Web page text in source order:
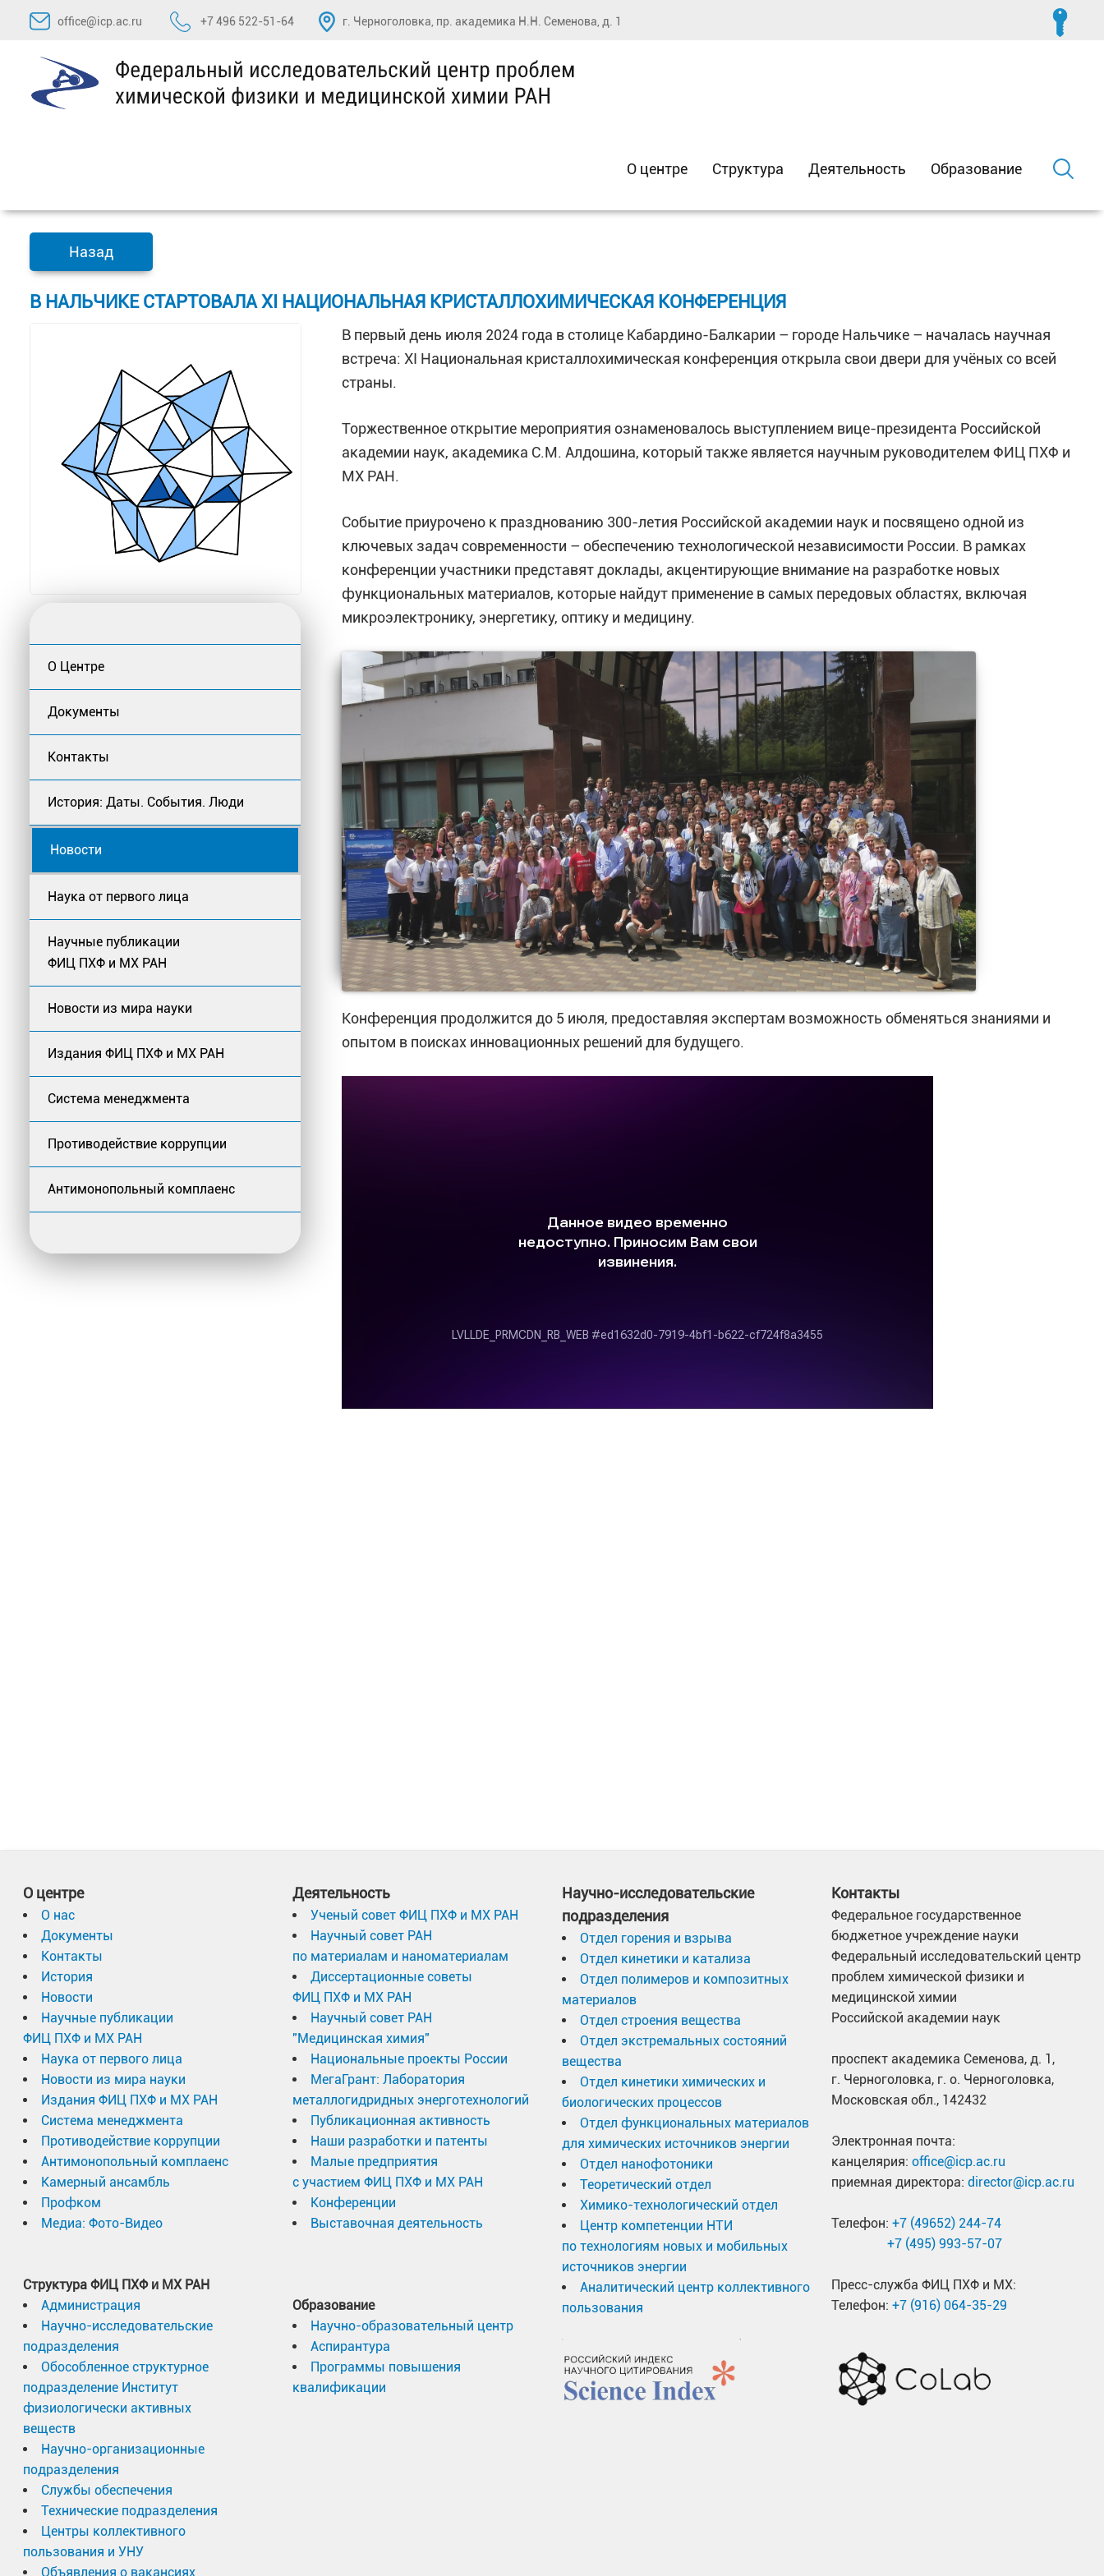
Перейти
содержимому
office@icp.ac.ru +7 496 522-51-64 г. Черноголовка, пр. академика Н.Н. Семенова, д. 1
О центре Структура Деятельность Образование
Назад
В НАЛЬЧИКЕ СТАРТОВАЛА XI НАЦИОНАЛЬНАЯ КРИСТАЛЛОХИМИЧЕСКАЯ КОНФЕРЕНЦИЯ
О Центре
Документы
Контакты
История: Даты. События. Люди
Новости
Наука от первого лица
Научные публикации
ФИЦ ПХФ и МХ РАН
Новости из мира науки
Издания ФИЦ ПХФ и МХ РАН
Система менеджмента
Противодействие коррупции
Антимонопольный комплаенс
В первый день июля 2024 года в столице Кабардино-Балкарии – городе Нальчике – началась научная
встреча: XI Национальная кристаллохимическая конференция открыла свои двери для учёных со всей
страны.
Торжественное открытие мероприятия ознаменовалось выступлением вице-президента Российской
академии наук, академика С.М. Алдошина, который также является научным руководителем ФИЦ ПХФ и
МХ РАН.
Событие приурочено к празднованию 300-летия Российской академии наук и посвящено одной из
ключевых задач современности – обеспечению технологической независимости России. В рамках
конференции участники представят доклады, акцентирующие внимание на разработке новых
функциональных материалов, которые найдут применение в самых передовых областях, включая
микроэлектронику, энергетику, оптику и медицину.
Конференция продолжится до 5 июля, предоставляя экспертам возможность обменяться знаниями и
опытом в поисках инновационных решений для будущего.
О центре
О нас
Документы
Контакты
История
Новости
Научные публикации
ФИЦ ПХФ и МХ РАН
Наука от первого лица
Новости из мира науки
Издания ФИЦ ПХФ и МХ РАН
Система менеджмента
Противодействие коррупции
Антимонопольный комплаенс
Камерный ансамбль
Профком
Медиа: Фото-Видео
Структура ФИЦ ПХФ и МХ РАН
Администрация
Научно-исследовательские
подразделения
Обособленное структурное
подразделение Институт
физиологически активных
веществ
Научно-организационные
подразделения
Службы обеспечения
Технические подразделения
Центры коллективного
пользования и УНУ
Объявления о вакансиях
Деятельность
Ученый совет ФИЦ ПХФ и МХ РАН
Научный совет РАН
по материалам и наноматериалам
Диссертационные советы
ФИЦ ПХФ и МХ РАН
Научный совет РАН
"Медицинская химия"
Национальные проекты России
МегаГрант: Лаборатория
металлогидридных энерготехнологий
Публикационная активность
Наши разработки и патенты
Малые предприятия
с участием ФИЦ ПХФ и МХ РАН
Конференции
Выставочная деятельность
Образование
Научно-образовательный центр
Аспирантура
Программы повышения
квалификации
Научно-исследовательские
подразделения
Отдел горения и взрыва
Отдел кинетики и катализа
Отдел полимеров и композитных
материалов
Отдел строения вещества
Отдел экстремальных состояний
вещества
Отдел кинетики химических и
биологических процессов
Отдел функциональных материалов
для химических источников энергии
Отдел нанофотоники
Теоретический отдел
Химико-технологический отдел
Центр компетенции НТИ
по технологиям новых и мобильных
источников энергии
Аналитический центр коллективного
пользования
Контакты
Федеральное государственное
бюджетное учреждение науки
Федеральный исследовательский центр
проблем химической физики и
медицинской химии
Российской академии наук
проспект академика Семенова, д. 1,
г. Черноголовка, г. о. Черноголовка,
Московская обл., 142432
Электронная почта:
канцелярия: office@icp.ac.ru
приемная директора: director@icp.ac.ru
Телефон: +7 (49652) 244-74
+7 (495) 993-57-07
Пресс-служба ФИЦ ПХФ и МХ:
Телефон: +7 (916) 064-35-29